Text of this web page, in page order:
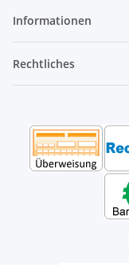
Informationen
Rechtliches